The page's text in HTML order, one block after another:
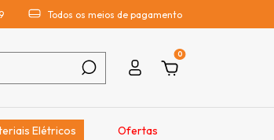
Todos os meios de pagamento
0
Elétricos Ofertas